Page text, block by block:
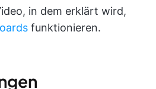
in dem erklärt wird,
funktionieren.